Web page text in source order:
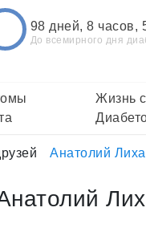
98 дней, 8 часов,
До всемирного дня
Жизнь с
Анатолий